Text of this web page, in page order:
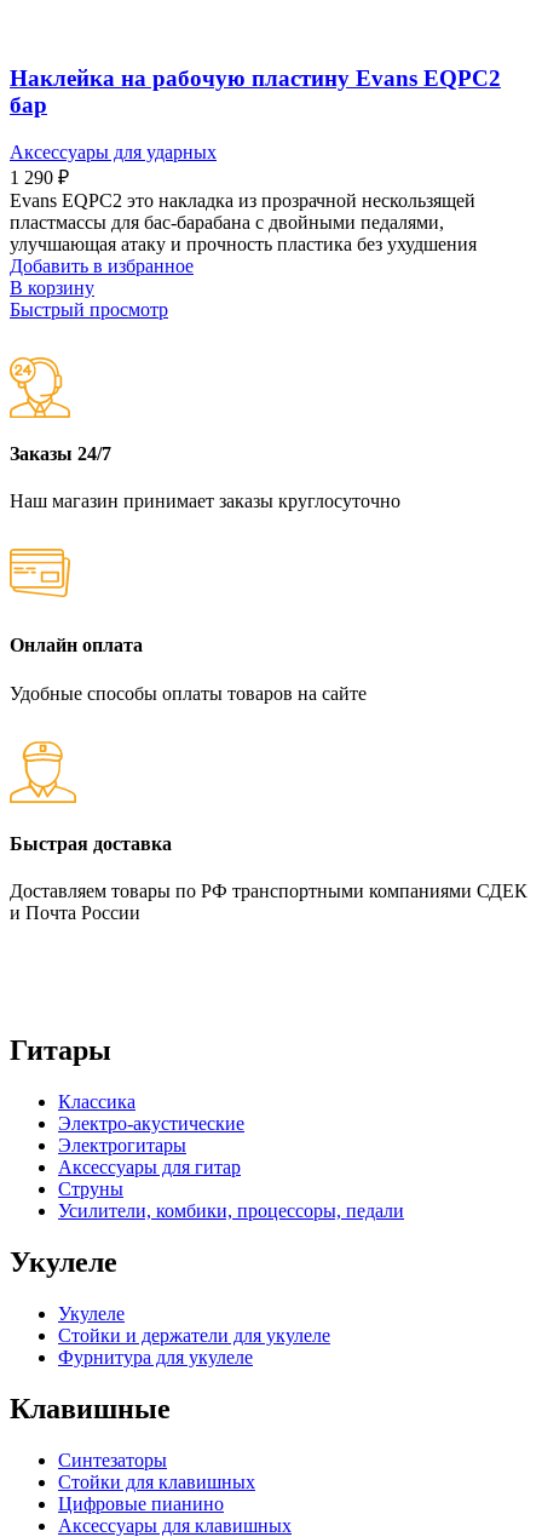
Наклейка на рабочую пластину Evans EQPC2
бар
Аксессуары для ударных
1 290 ₽
Evans EQPC2 это накладка из прозрачной нескользящей
пластмассы для бас-барабана с двойными педалями,
улучшающая атаку и прочность пластика без ухудшения
Добавить в избранное
В корзину
Быстрый просмотр
Заказы 24/7
Наш магазин принимает заказы круглосуточно
Онлайн оплата
Удобные способы оплаты товаров на сайте
Быстрая доставка
Доставляем товары по РФ транспортными компаниями СДЕК
и Почта России
Гитары
Классика
Электро-акустические
Электрогитары
Аксессуары для гитар
Струны
Усилители, комбики, процессоры, педали
Укулеле
Укулеле
Стойки и держатели для укулеле
Фурнитура для укулеле
Клавишные
Синтезаторы
Стойки для клавишных
Цифровые пианино
Аксессуары для клавишных